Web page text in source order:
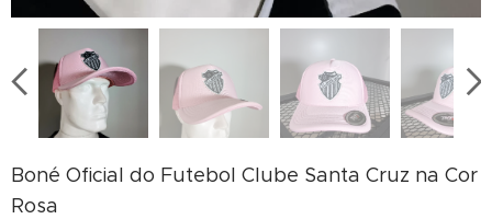
Boné Oficial do Futebol Clube Santa Cruz na Cor
Rosa